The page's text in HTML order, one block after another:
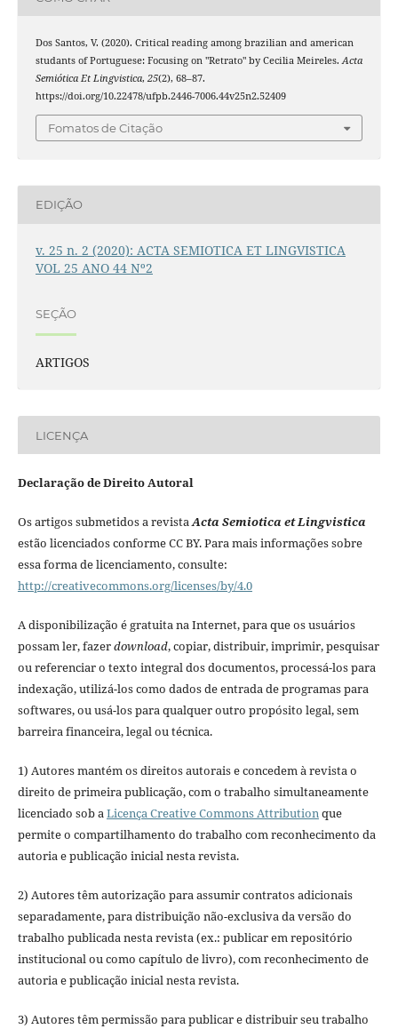
Dos Santos, V. (2020). Critical reading among brazilian and american
studants of Portuguese: Focusing on "Retrato" by Cecilia Meireles.Acta
Semiótica Et Lingvistica, 25(2), 68–87.
https://doi.org/10.22478/ufpb.2446-7006.44v25n2.52409
Fomatos de Citação
EDIÇÃO
v. 25 n. 2 (2020): ACTA SEMIOTICA ET LINGVISTICA
VOL 25 ANO 44 Nº2
SEÇÃO
ARTIGOS
LICENÇA
Declaração de Direito Autoral
Os artigos submetidos a revistaActa Semiotica et Lingvistica
estão licenciados conforme CC BY. Para mais informações sobre
essa forma de licenciamento, consulte:
http://creativecommons.org/licenses/by/4.0
A disponibilização é gratuita na Internet, para que os usuários
possam ler, fazerdownload, copiar, distribuir, imprimir, pesquisar
ou referenciar o texto integral dos documentos, processá-los para
indexação, utilizá-los como dados de entrada de programas para
softwares, ou usá-los para qualquer outro propósito legal, sem
barreira financeira, legal ou técnica.
1) Autores mantém os direitos autorais e concedem à revista o
direito de primeira publicação, com o trabalho simultaneamente
licenciado sob aLicença Creative Commons Attributionque
permite o compartilhamento do trabalho com reconhecimento da
autoria e publicação inicial nesta revista.
2) Autores têm autorização para assumir contratos adicionais
separadamente, para distribuição não-exclusiva da versão do
trabalho publicada nesta revista (ex.: publicar em repositório
institucional ou como capítulo de livro), com reconhecimento de
autoria e publicação inicial nesta revista.
3) Autores têm permissão para publicar e distribuir seu trabalho